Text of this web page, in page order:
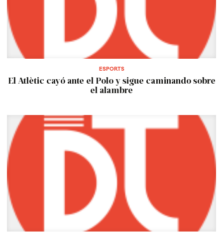
ESPORTS
El Atlètic cayó ante el Polo y sigue caminando sobre
el alambre